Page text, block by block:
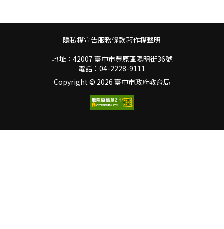
與相關經費的挹注，各校逐
具有學校特色並符應學生需
求的課程，培養學生多元展
能，落實適性揚才。 今年適
逢高優十週年，教育局特與
國教
師生全方位的健康關注，盼
提升師生安全安心的就學能
量。 教育局表示，依據
教育部訂定的各級學校健康
中心設施基準，學校健康中
心應設置有辦公設備、保健
及傷病處理器材、重大傷害
處理器材等。市府每年編列
預算，協助學校適時更新與
府今年度補助各校器材設備
隱私權宣告服務條款著作權聲明
地址：42007 臺中市豐原區陽明街36號
電話：04-2228-9111
Copyright © 2026 臺中市政府教育局